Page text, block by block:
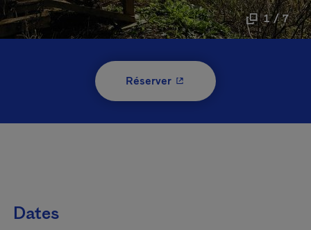
1 / 7
Réserver- Cet hyperlien s'ouvrira
Dates